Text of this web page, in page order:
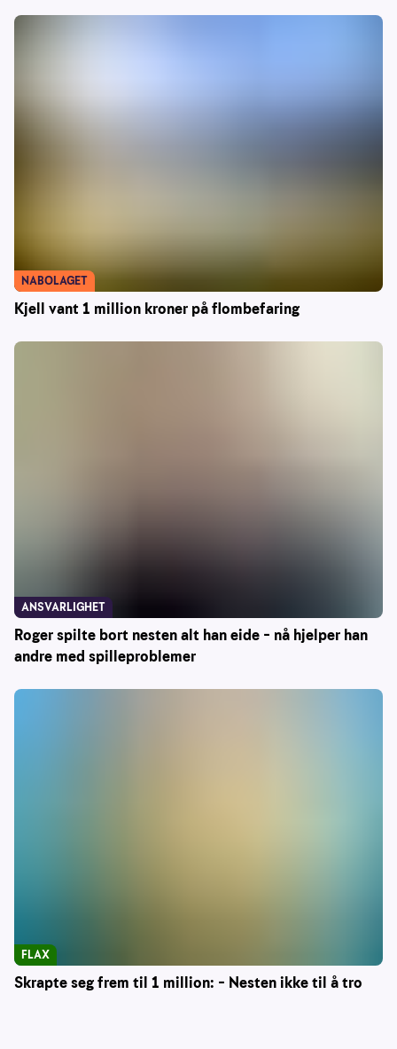
Kjell vant 1 million kroner på flombefaring
NABOLAGET
Roger spilte bort nesten alt han eide – nå hjelper han
andre med spilleproblemer
ANSVARLIGHET
Skrapte seg frem til 1 million: – Nesten ikke til å tro
FLAX